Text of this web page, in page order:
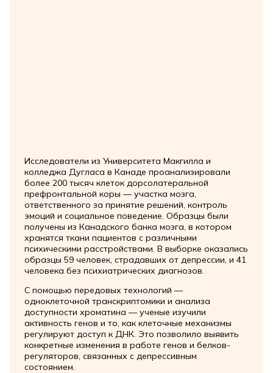
Исследователи из Университета Макгилла и
колледжа Дугласа в Канаде проанализировали
более 200 тысяч клеток дорсолатеральной
префронтальной коры — участка мозга,
ответственного за принятие решений, контроль
эмоций и социальное поведение. Образцы были
получены из Канадского банка мозга, в котором
хранятся ткани пациентов с различными
психическими расстройствами. В выборке оказались
образцы 59 человек, страдавших от депрессии, и 41
человека без психиатрических диагнозов.
С помощью передовых технологий —
одноклеточной транскриптомики и анализа
доступности хроматина — ученые изучили
активность генов и то, как клеточные механизмы
регулируют доступ к ДНК. Это позволило выявить
конкретные изменения в работе генов и белков-
регуляторов, связанных с депрессивным
состоянием.